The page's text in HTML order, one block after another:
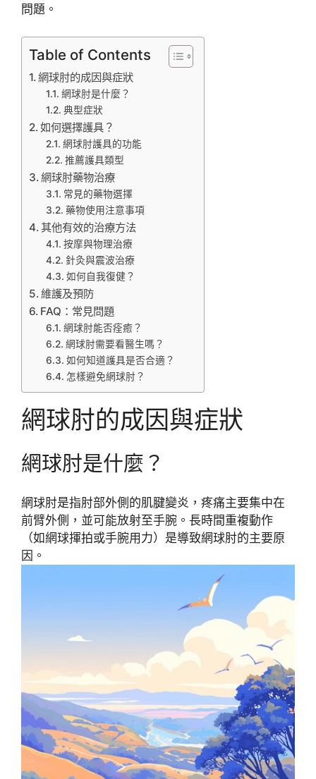
問題。
Table of Contents
網球肘的成因與症狀
網球肘是什麼？
典型症狀
如何選擇護具？
網球肘護具的功能
推薦護具類型
網球肘藥物治療
常見的藥物選擇
藥物使用注意事項
其他有效的治療方法
按摩與物理治療
針灸與震波治療
如何自我復健？
維護及預防
FAQ：常見問題
網球肘能否痊癒？
網球肘需要看醫生嗎？
如何知道護具是否合適？
怎樣避免網球肘？
網球肘的成因與症狀
網球肘是什麼？
網球肘是指肘部外側的肌腱變炎，疼痛主要集中在
前臂外側，並可能放射至手腕。長時間重複動作
（如網球揮拍或手腕用力）是導致網球肘的主要原
因。